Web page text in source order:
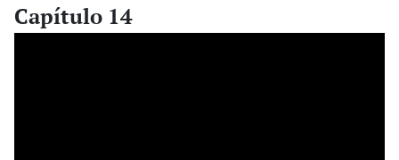
Capítulo 14